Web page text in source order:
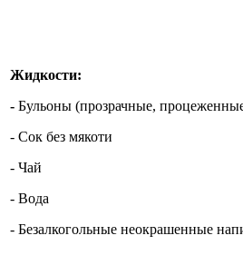
Жидкости:
- Бульоны (прозрачные,
- Сок без мякоти
- Чай
- Вода
- Безалкогольные неокрашенные